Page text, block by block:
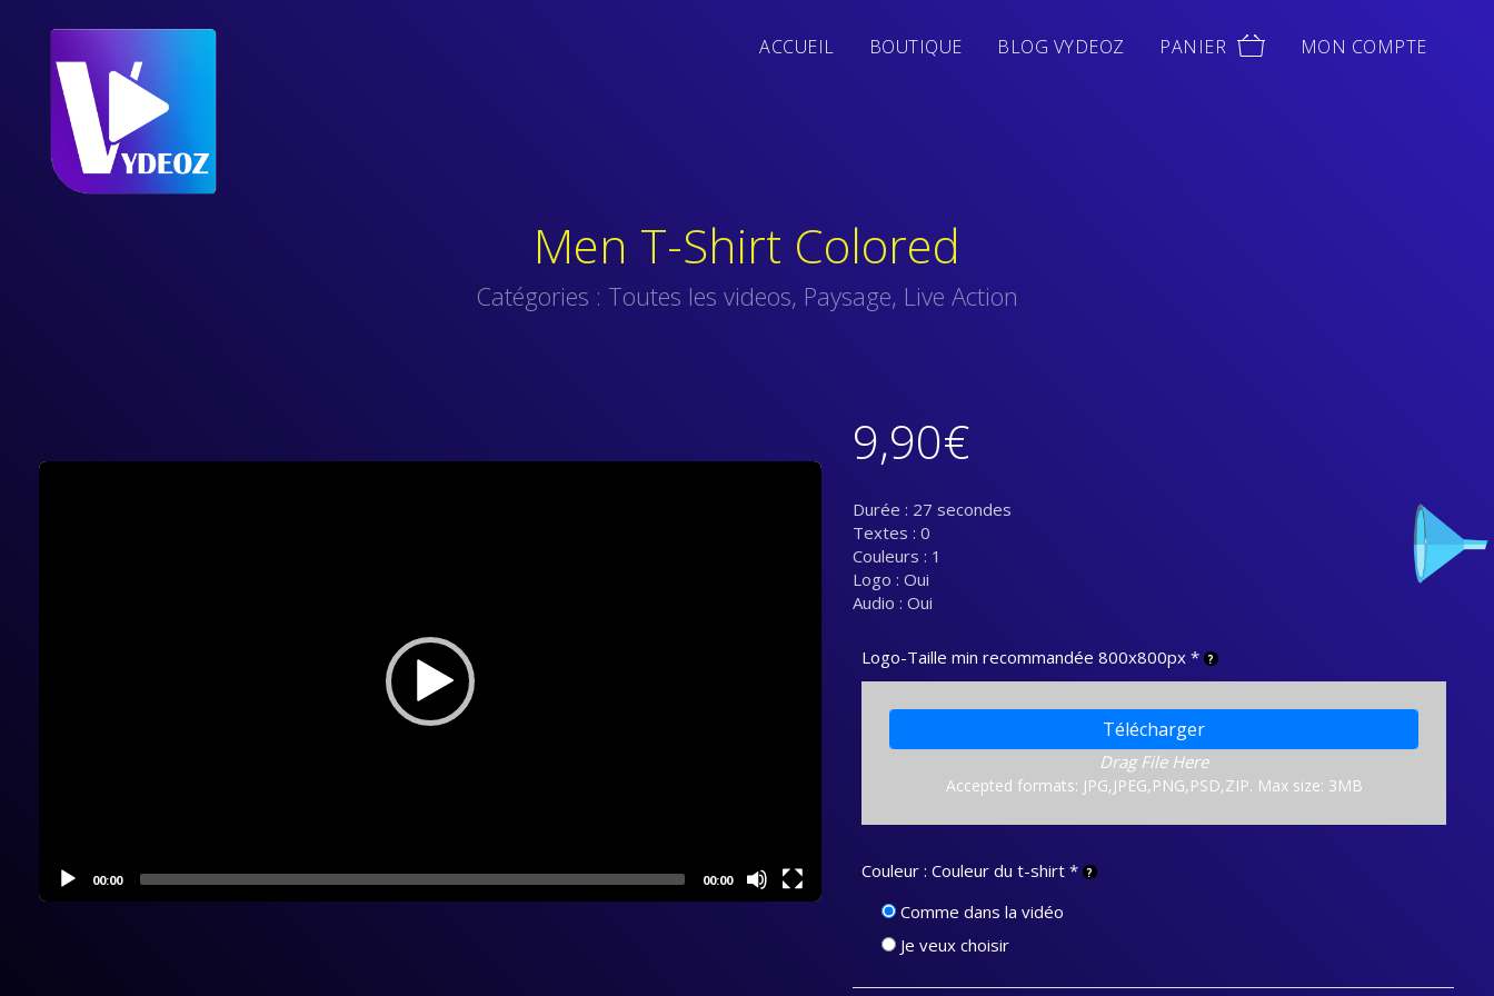
ACCUEIL BOUTIQUE BLOG VYDEOZ PANIER MON COMPTE
Men T-Shirt Colored
Catégories : Toutes les videos, Paysage, Live Action
00:00 00:00
9,90€
Durée : 27 secondes
Textes : 0
Couleurs : 1
Logo : Oui
Audio : Oui
Logo-Taille min recommandée 800x800px *
Télécharger
Drag File Here
Accepted formats: JPG,JPEG,PNG,PSD,ZIP. Max size: 3MB
Couleur : Couleur du t-shirt *
Comme dans la vidéo
Je veux choisir